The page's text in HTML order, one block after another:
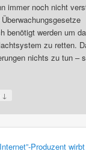
immer noch nicht
benötigt werden um
zu retten.
nichts zu tun –
↓
Produzent